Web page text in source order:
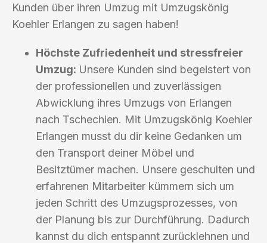
Kunden über ihren Umzug mit Umzugskönig
Koehler Erlangen zu sagen haben!
Höchste Zufriedenheit und stressfreier
Umzug: Unsere Kunden sind begeistert von
der professionellen und zuverlässigen
Abwicklung ihres Umzugs von Erlangen
nach Tschechien. Mit Umzugskönig Koehler
Erlangen musst du dir keine Gedanken um
den Transport deiner Möbel und
Besitztümer machen. Unsere geschulten und
erfahrenen Mitarbeiter kümmern sich um
jeden Schritt des Umzugsprozesses, von
der Planung bis zur Durchführung. Dadurch
kannst du dich entspannt zurücklehnen und